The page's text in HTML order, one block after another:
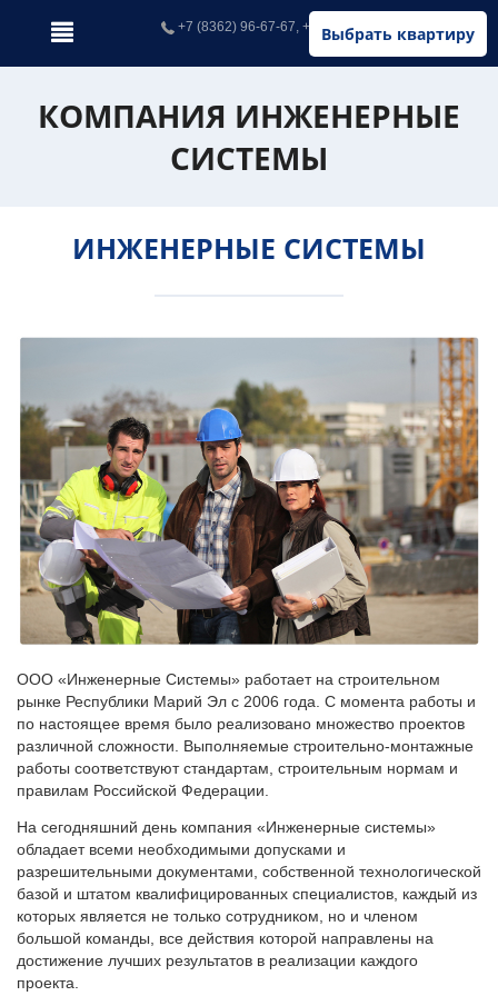
Выбрать квартиру
+7 (8362) 96-67-67, +7 (902) 326-67-67
КОМПАНИЯ ИНЖЕНЕРНЫЕ
СИСТЕМЫ
ИНЖЕНЕРНЫЕ СИСТЕМЫ
ООО «Инженерные Системы» работает на строительном
рынке Республики Марий Эл с 2006 года. С момента работы и
по настоящее время было реализовано множество проектов
различной сложности. Выполняемые строительно-монтажные
работы соответствуют стандартам, строительным нормам и
правилам Российской Федерации.
На сегодняшний день компания «Инженерные системы»
обладает всеми необходимыми допусками и
разрешительными документами, собственной технологической
базой и штатом квалифицированных специалистов, каждый из
которых является не только сотрудником, но и членом
большой команды, все действия которой направлены на
достижение лучших результатов в реализации каждого
проекта.